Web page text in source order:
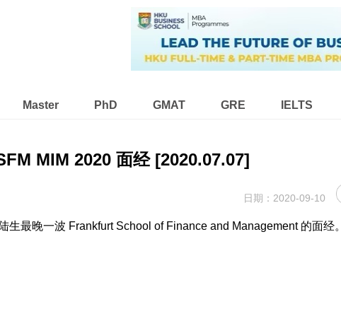
Master PhD GMAT GRE IELTS
MIM 2020 面经 [2020.07.07]
日期： 2020-09-10
生最晚一波 Frankfurt School of Finance and Management 的面经。